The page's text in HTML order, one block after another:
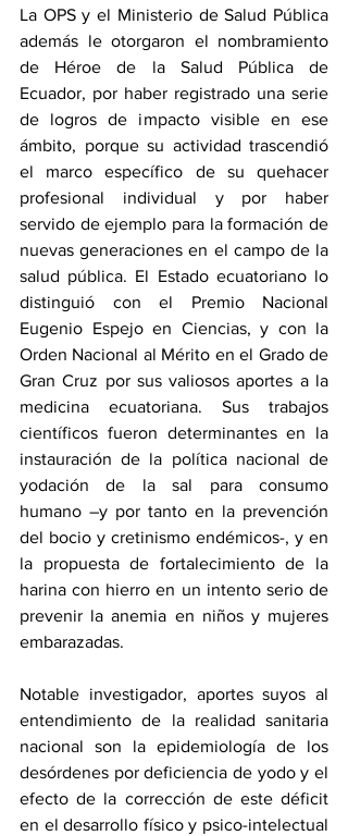
La OPS y el Ministerio de Salud Pública
además le otorgaron el nombramiento
de Héroe de la Salud Pública de
Ecuador, por haber registrado una serie
de logros de impacto visible en ese
ámbito, porque su actividad trascendió
el marco específico de su quehacer
profesional individual y por haber
servido de ejemplo para la formación de
nuevas generaciones en el campo de la
salud pública. El Estado ecuatoriano lo
distinguió con el Premio Nacional
Orden Nacional al Mérito en el Grado de
Gran Cruz por sus valiosos aportes a la
medicina ecuatoriana. Sus trabajos
científicos fueron determinantes en la
instauración de la política nacional de
yodación de la sal para consumo
humano –y por tanto en la prevención
del bocio y cretinismo endémicos-, y en
la propuesta de fortalecimiento de la
harina con hierro en un intento serio de
prevenir la anemia en niños y mujeres
embarazadas.
Notable investigador, aportes suyos al
entendimiento de la realidad sanitaria
nacional son la epidemiología de los
desórdenes por deficiencia de yodo y el
efecto de la corrección de este déficit
en el desarrollo físico y psico-intelectual